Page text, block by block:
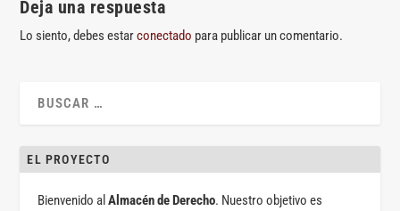
Deja una respuesta
Lo siento, debes estarconectado para publicar un comentario.
EL PROYECTO
Bienvenido alAlmacén de Derecho. Nuestro objetivo es